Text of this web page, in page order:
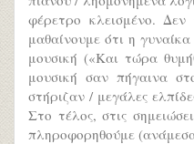
φέρετρο κλεισμένο. Δεν
μαθαίνουμε ότι η
μουσική («Και τώρα
μουσική σαν πήγαινα
στήριζαν / μεγάλες
Στο τέλος, στις
πληροφορηθούμε